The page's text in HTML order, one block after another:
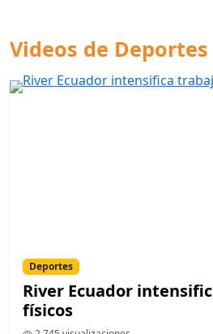
Videos de Deportes
Deportes
River Ecuador
físicos